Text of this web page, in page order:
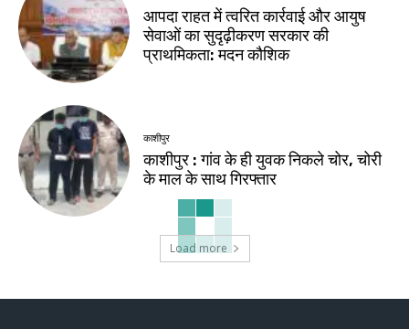
आपदा राहत में त्वरित कार्रवाई और आयुष
सेवाओं का सुदृढ़ीकरण सरकार की
प्राथमिकता: मदन कौशिक
काशीपुर
काशीपुर : गांव के ही युवक निकले चोर, चोरी
के माल के साथ गिरफ्तार
Load more